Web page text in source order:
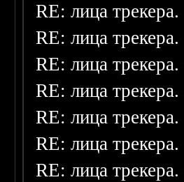
RE: лица трекера.
RE: лица трекера.
RE: лица трекера.
RE: лица трекера.
RE: лица трекера.
RE: лица трекера.
RE: лица трекера.